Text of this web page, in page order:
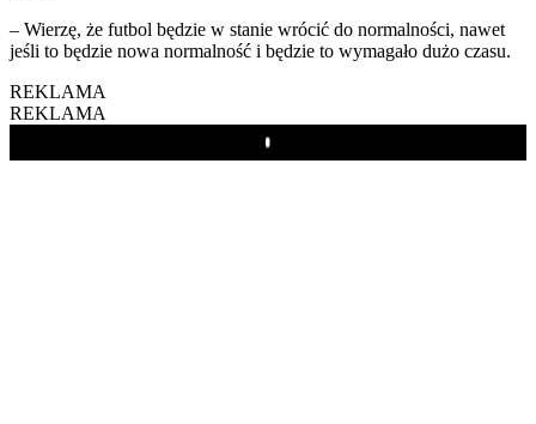
– Wierzę, że futbol będzie w stanie wrócić do normalności, nawet
jeśli to będzie nowa normalność i będzie to wymagało dużo czasu.
REKLAMA
REKLAMA
Play